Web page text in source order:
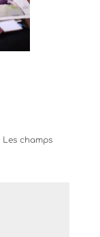
Les champs